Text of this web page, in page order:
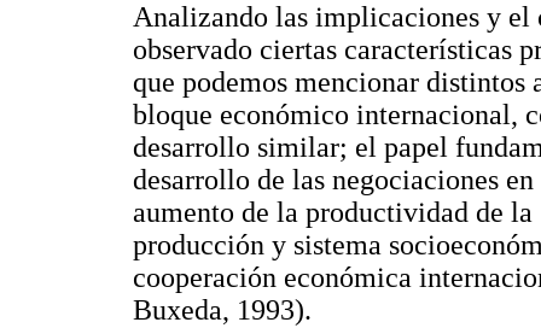
Analizando las implicaciones y el
observado ciertas características
que podemos mencionar distintos
bloque económico internacional,
desarrollo similar; el papel
desarrollo de las negociaciones
aumento de la productividad de la
producción y sistema
cooperación económica
Buxeda, 1993).